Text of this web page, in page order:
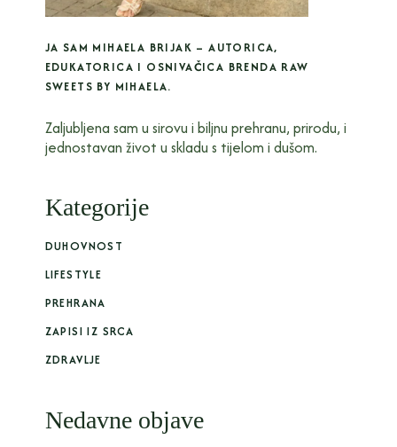
JA SAM MIHAELA BRIJAK – AUTORICA,
EDUKATORICA I OSNIVAČICA BRENDA RAW
SWEETS BY MIHAELA.
Zaljubljena sam u sirovu i biljnu prehranu, prirodu, i
jednostavan život u skladu s tijelom i dušom.
Kategorije
DUHOVNOST
LIFESTYLE
PREHRANA
ZAPISI IZ SRCA
ZDRAVLJE
Nedavne objave